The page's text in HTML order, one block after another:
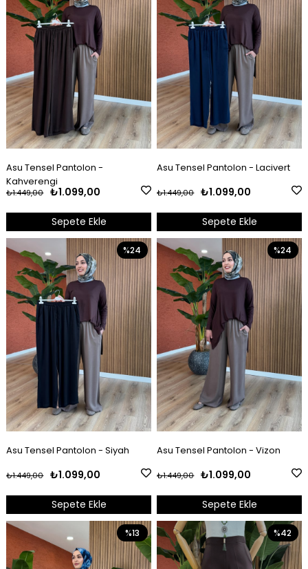
Asu Tensel Pantolon -
Kahverengi
₺1.099,00
₺1.449,00
Sepete Ekle
Asu Tensel Pantolon - Lacivert
₺1.099,00
₺1.449,00
Sepete Ekle
Asu Tensel Pantolon - Siyah
₺1.099,00
₺1.449,00
Sepete Ekle
%24
Asu Tensel Pantolon - Vizon
₺1.099,00
₺1.449,00
Sepete Ekle
%24
%13 %42